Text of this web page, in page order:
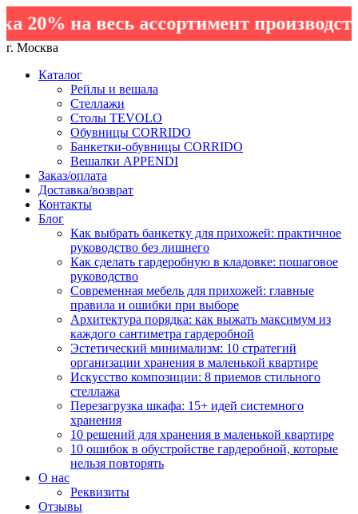
на весь ассортимент
г. Москва
Каталог
Рейлы и вешала
Стеллажи
Столы TEVOLO
Обувницы CORRIDO
Банкетки-обувницы CORRIDO
Вешалки APPENDI
Заказ/оплата
Доставка/возврат
Контакты
Блог
Как выбрать банкетку для прихожей: практичное
руководство без лишнего
Как сделать гардеробную в кладовке: пошаговое
руководство
Современная мебель для прихожей: главные
правила и ошибки при выборе
Архитектура порядка: как выжать максимум из
каждого сантиметра гардеробной
Эстетический минимализм: 10 стратегий
организации хранения в маленькой квартире
Искусство композиции: 8 приемов стильного
стеллажа
Перезагрузка шкафа: 15+ идей системного
хранения
10 решений для хранения в маленькой квартире
10 ошибок в обустройстве гардеробной, которые
нельзя повторять
О нас
Реквизиты
Отзывы